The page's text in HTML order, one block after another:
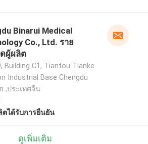
Binarui Medical
Co., Ltd. ราย
ผู้ผลิต
Building C1, Tiantou Tianke
Industrial Base Chengdu
,ประเทศจีน
ตได้รับการยืนยัน
ดูเพิ่มเติม